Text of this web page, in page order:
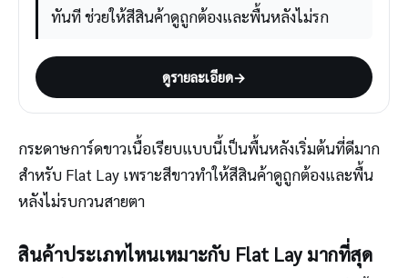
ทันที ช่วยให้สีสินค้าดูถูกต้องและพื้นหลังไม่รก
ดูรายละเอียด→
กระดาษการ์ดขาวเนื้อเรียบแบบนี้เป็นพื้นหลังเริ่มต้นที่ดีมาก
สำหรับ Flat Lay เพราะสีขาวทำให้สีสินค้าดูถูกต้องและพื้น
หลังไม่รบกวนสายตา
สินค้าประเภทไหนเหมาะกับ Flat Lay มากที่สุด